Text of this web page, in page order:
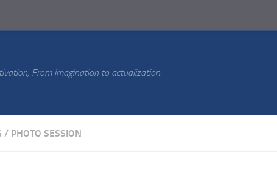
From imagination to actualization.
/ PHOTO SESSION